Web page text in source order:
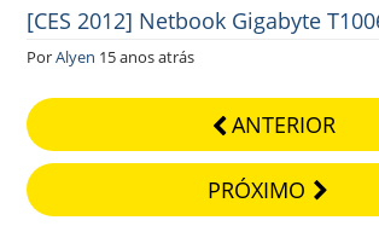
[CES 2012] Netbook Gigabyte
PorAlyen 15 anos atrás
ANTERIOR
PRÓXIMO